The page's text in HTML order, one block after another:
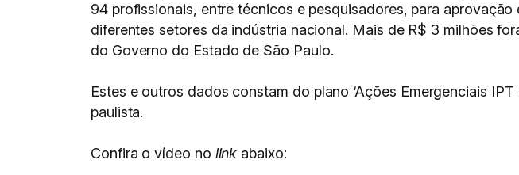
94 profissionais, entre técnicos e pesquisadores, para
diferentes setores da indústria nacional. Mais de R$ 3 milhões
do Governo do Estado de São Paulo.
Estes e outros dados constam do plano ‘Ações Emergenciais
paulista.
Confira o vídeo no link abaixo: